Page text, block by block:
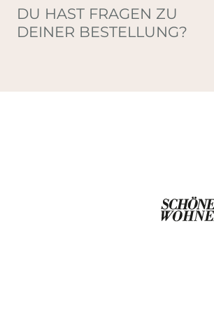
DU HAST FRAGEN ZU
DEINER BESTELLUNG?